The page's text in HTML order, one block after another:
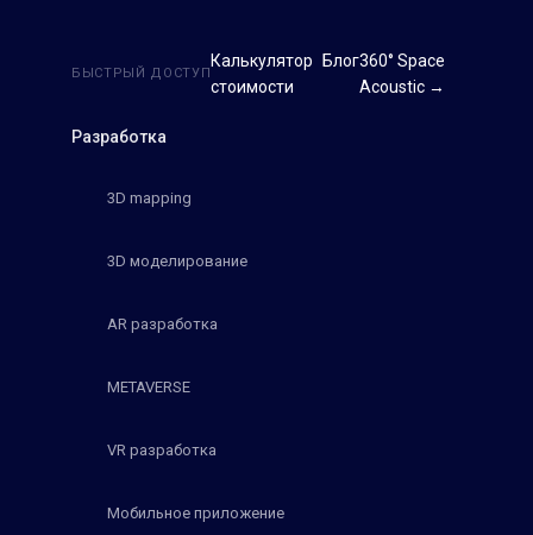
Разработка
3D mapping
3D моделирование
AR разработка
METAVERSE
VR разработка
Мобильное приложение
БЫСТРЫЙ ДОСТУП
Калькулятор
стоимости
Блог360° Space
Acoustic →